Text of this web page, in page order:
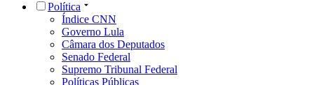
Política
Índice CNN
Governo Lula
Câmara dos Deputados
Senado Federal
Supremo Tribunal Federal
Políticas Públicas